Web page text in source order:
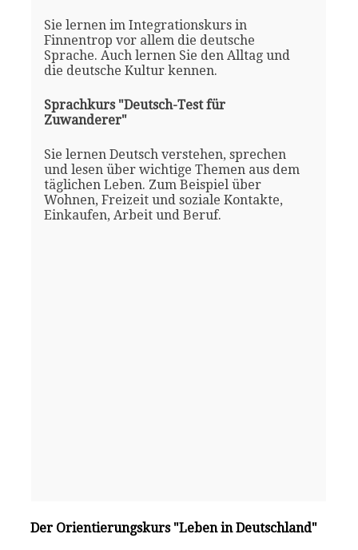
Sie lernen im Integrationskurs in
Finnentrop vor allem die deutsche
Sprache. Auch lernen Sie den Alltag und
die deutsche Kultur kennen.
Sprachkurs "Deutsch-Test für
Zuwanderer"
Sie lernen Deutsch verstehen, sprechen
und lesen über wichtige Themen aus dem
täglichen Leben. Zum Beispiel über
Wohnen, Freizeit und soziale Kontakte,
Einkaufen, Arbeit und Beruf.
Der Orientierungskurs "Leben in Deutschland"